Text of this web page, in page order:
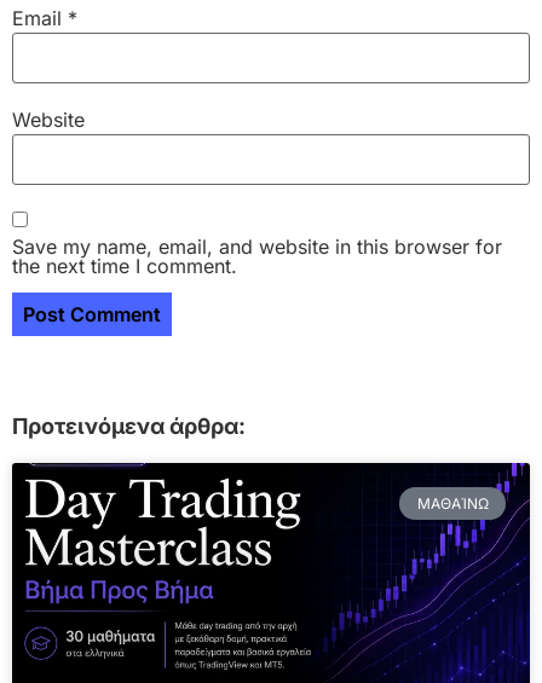
Email *
Website
Save my name, email, and website in this browser for
the next time I comment.
Προτεινόμενα άρθρα:
ΜΑΘΑΊΝΩ